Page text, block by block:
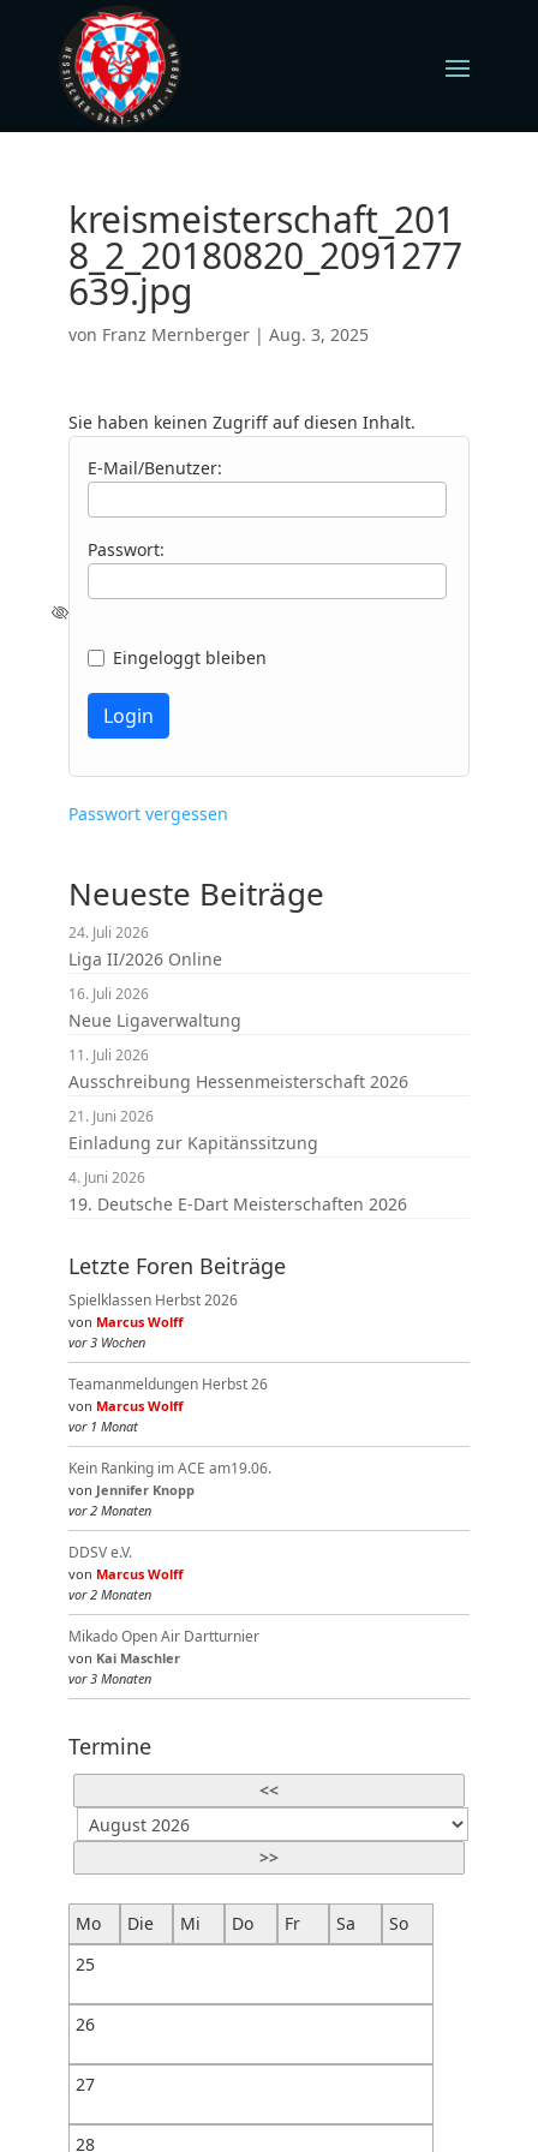
kreismeisterschaft_201
8_2_20180820_2091277
639.jpg
von Franz Mernberger| Aug. 3, 2025
Sie haben keinen Zugriff auf diesen Inhalt.
E-Mail/Benutzer:
Passwort:
Eingeloggt bleiben
Passwort vergessen
Neueste Beiträge
Liga II/2026 Online
24. Juli 2026
Neue Ligaverwaltung
16. Juli 2026
Ausschreibung Hessenmeisterschaft 2026
11. Juli 2026
Einladung zur Kapitänssitzung
21. Juni 2026
19. Deutsche E-Dart Meisterschaften 2026
4. Juni 2026
Letzte Foren Beiträge
Spielklassen Herbst 2026
von Marcus Wolff
vor 3 Wochen
Teamanmeldungen Herbst 26
von Marcus Wolff
vor 1 Monat
Kein Ranking im ACE am19.06.
von Jennifer Knopp
vor 2 Monaten
DDSV e.V.
von Marcus Wolff
vor 2 Monaten
Mikado Open Air Dartturnier
von Kai Maschler
vor 3 Monaten
Termine
<<
>>
Mo Die Mi Do Fr Sa
So
25
26
27
28